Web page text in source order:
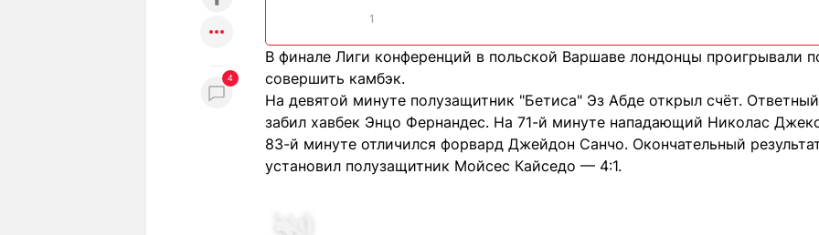
4
1
В финале Лиги конференций в польской Варшаве лондонцы проигрывали
совершить камбэк.
На девятой минуте полузащитник "Бетиса" Эз Абде открыл счёт.
забил хавбек Энцо Фернандес. На 71-й минуте нападающий Николас
83-й минуте отличился форвард Джейдон Санчо. Окончательный
установил полузащитник Мойсес Кайседо — 4:1.